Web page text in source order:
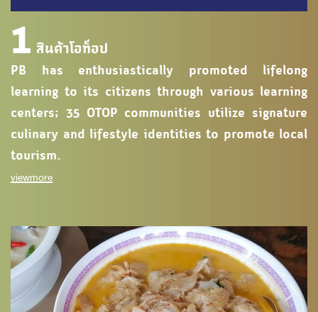
1 สินค้าโอท็อป
PB has enthusiastically promoted lifelong
learning to its citizens through various learning
centers; 35 OTOP communities utilize signature
culinary and lifestyle identities to promote local
tourism.
viewmore